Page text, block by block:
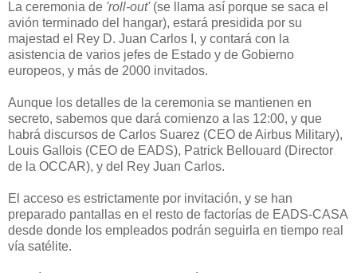
La ceremonia de 'roll-out'(se llama así porque se saca el
avión terminado del hangar), estará presidida por su
majestad el Rey D. Juan Carlos I, y contará con la
asistencia de varios jefes de Estado y de Gobierno
europeos, y más de 2000 invitados.
Aunque los detalles de la ceremonia se mantienen en
secreto, sabemos que dará comienzo a las 12:00, y que
habrá discursos de Carlos Suarez (CEO de Airbus Military),
Louis Gallois (CEO de EADS), Patrick Bellouard (Director
de la OCCAR), y del Rey Juan Carlos.
El acceso es estrictamente por invitación, y se han
preparado pantallas en el resto de factorías de EADS-CASA
desde donde los empleados podrán seguirla en tiempo real
vía satélite.